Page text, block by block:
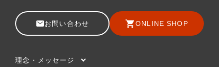
お問い合わせ ONLINE SHOP
理念・メッセージ